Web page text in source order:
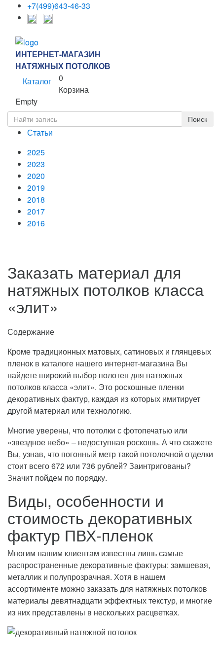
+7(499)643-46-33
ИНТЕРНЕТ-МАГАЗИН
НАТЯЖНЫХ ПОТОЛКОВ
Каталог
0
Корзина
Empty
Статьи
2025
2023
2020
2019
2018
2017
2016
Заказать материал для
натяжных потолков класса
«элит»
Содержание
Кроме традиционных матовых, сатиновых и глянцевых
пленок в каталоге нашего интернет-магазина Вы
найдете широкий выбор полотен для натяжных
потолков класса «элит». Это роскошные пленки
декоративных фактур, каждая из которых имитирует
другой материал или технологию.
Многие уверены, что потолки с фотопечатью или
«звездное небо» – недоступная роскошь. А что скажете
Вы, узнав, что погонный метр такой потолочной отделки
стоит всего 672 или 736 рублей? Заинтригованы?
Значит пойдем по порядку.
Виды, особенности и
стоимость декоративных
фактур ПВХ-пленок
Многим нашим клиентам известны лишь самые
распространенные декоративные фактуры: замшевая,
металлик и полупрозрачная. Хотя в нашем
ассортименте можно заказать для натяжных потолков
материалы девятнадцати эффектных текстур, и многие
из них представлены в нескольких расцветках.